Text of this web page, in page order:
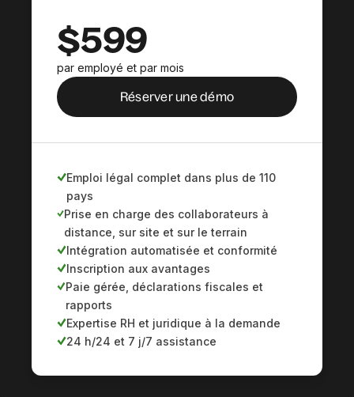
$599
par employé et par mois
Réserver une démo
Emploi légal complet dans plus de 110
pays
Prise en charge des collaborateurs à
distance, sur site et sur le terrain
Intégration automatisée et conformité
Inscription aux avantages
Paie gérée, déclarations fiscales et
rapports
Expertise RH et juridique à la demande
24 h/24 et 7 j/7 assistance